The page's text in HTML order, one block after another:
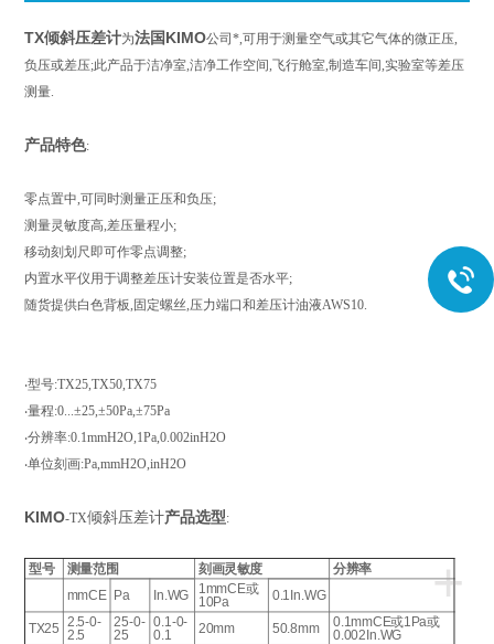
TX倾斜压差计为法国KIMO公司*,可用于测量空气或其它气体的微正压,
负压或差压;此产品于洁净室,洁净工作空间,飞行舱室,制造车间,实验室等差压
测量.
产品特色:
零点置中,可同时测量正压和负压;
测量灵敏度高,差压量程小;
移动刻划尺即可作零点调整;
内置水平仪用于调整差压计安装位置是否水平;
随货提供白色背板,固定螺丝,压力端口和差压计油液AWS10.
‧型号:TX25,TX50,TX75
‧量程:0...±25,±50Pa,±75Pa
‧分辨率:0.1mmH2O,1Pa,0.002inH2O
‧单位刻画:Pa,mmH2O,inH2O
KIMO-TX倾斜压差计产品选型:
+
型号 测量范围 刻画灵敏度
分辨率
mmCE Pa In.WG
1mmCE或
10Pa
0.1In.WG
TX25 2.5-0-
2.5
25-0-
25
0.1-0-
0.1 20mm 50.8mm 0.1mmCE或1Pa或
0.002In.WG